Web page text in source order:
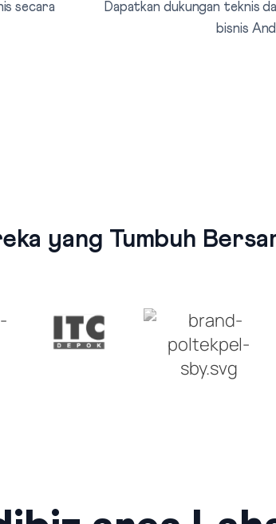
secara
Dapatkan dukungan teknis
bisnis
yang Tumbuh